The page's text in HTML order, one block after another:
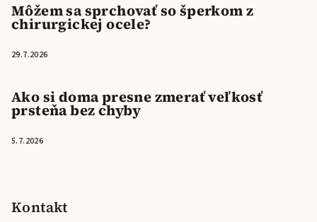
Môžem sa sprchovať so šperkom z
chirurgickej ocele?
29.7.2026
Ako si doma presne zmerať veľkosť
prsteňa bez chyby
5.7.2026
Kontakt